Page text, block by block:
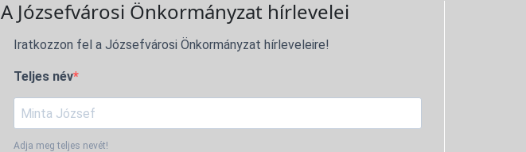
A Józsefvárosi Önkormányzat hírlevelei
Iratkozzon fel a Józsefvárosi Önkormányzat hírleveleire!
Teljes név
Adja meg teljes nevét!